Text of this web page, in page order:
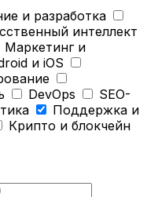
и разработка
интеллект
Маркетинг и
и iOS
DevOps
SEO-
Поддержка и
Крипто и блокчейн